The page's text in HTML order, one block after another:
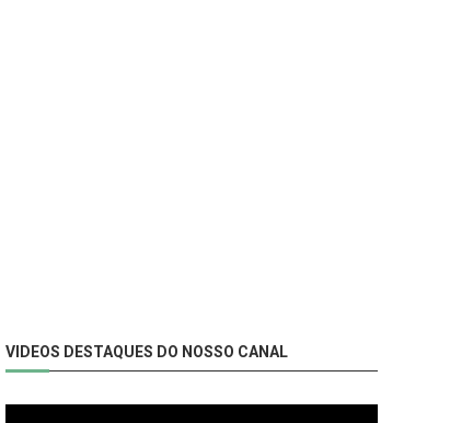
VIDEOS DESTAQUES DO NOSSO CANAL